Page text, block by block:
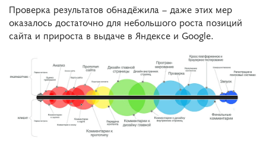
Проверка результатов обнадёжила – даже этих мер
оказалось достаточно для небольшого роста позиций
сайта и прироста в выдаче в Яндексе и Google.